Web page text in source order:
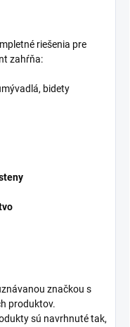
riešenia pre
zahŕňa:
bidety
značkou s
produktov.
sú navrhnuté tak,